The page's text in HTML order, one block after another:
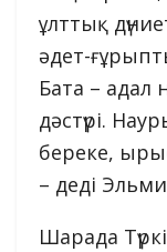
ұлттық
әдет-
Бата – адал
дәстүрі.
береке,
– деді
Шарада